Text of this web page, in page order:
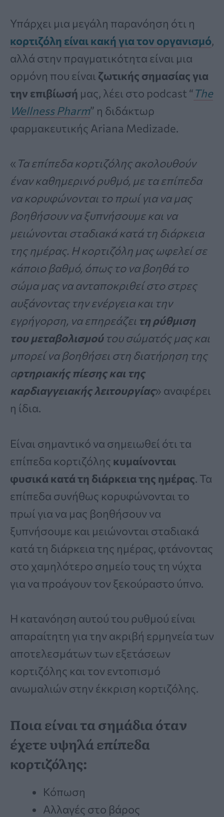
Υπάρχει μια μεγάλη παρανόηση ότι η
κορτιζόλη είναι κακή για τον οργανισμό,
αλλά στην πραγματικότητα είναι μια
ορμόνη που είναι ζωτικής σημασίας για
την επιβίωσή μας, λέει στο podcast “The
Wellness Pharm” η διδάκτωρ
φαρμακευτικής Ariana Medizade.
« Τα επίπεδα κορτιζόλης ακολουθούν
έναν καθημερινό ρυθμό, με τα επίπεδα
να κορυφώνονται το πρωί για να μας
βοηθήσουν να ξυπνήσουμε και να
μειώνονται σταδιακά κατά τη διάρκεια
της ημέρας. Η κορτιζόλη μας ωφελεί σε
κάποιο βαθμό, όπως το να βοηθά το
σώμα μας να ανταποκριθεί στο στρες
αυξάνοντας την ενέργεια και την
εγρήγορση, να επηρεάζει τη ρύθμιση
του μεταβολισμούτου σώματός μας και
μπορεί να βοηθήσει στη διατήρηση της
αρτηριακής πίεσης και της
καρδιαγγειακής λειτουργίας» αναφέρει
η ίδια.
Είναι σημαντικό να σημειωθεί ότι τα
επίπεδα κορτιζόλης κυμαίνονται
φυσικά κατά τη διάρκεια της ημέρας. Τα
επίπεδα συνήθως κορυφώνονται το
πρωί για να μας βοηθήσουν να
ξυπνήσουμε και μειώνονται σταδιακά
κατά τη διάρκεια της ημέρας, φτάνοντας
στο χαμηλότερο σημείο τους τη νύχτα
για να προάγουν τον ξεκούραστο ύπνο.
Η κατανόηση αυτού του ρυθμού είναι
απαραίτητη για την ακριβή ερμηνεία των
αποτελεσμάτων των εξετάσεων
κορτιζόλης και τον εντοπισμό
ανωμαλιών στην έκκριση κορτιζόλης.
Ποια είναι τα σημάδια όταν
έχετε υψηλά επίπεδα
κορτιζόλης:
Κόπωση
Αλλαγές στο βάρος